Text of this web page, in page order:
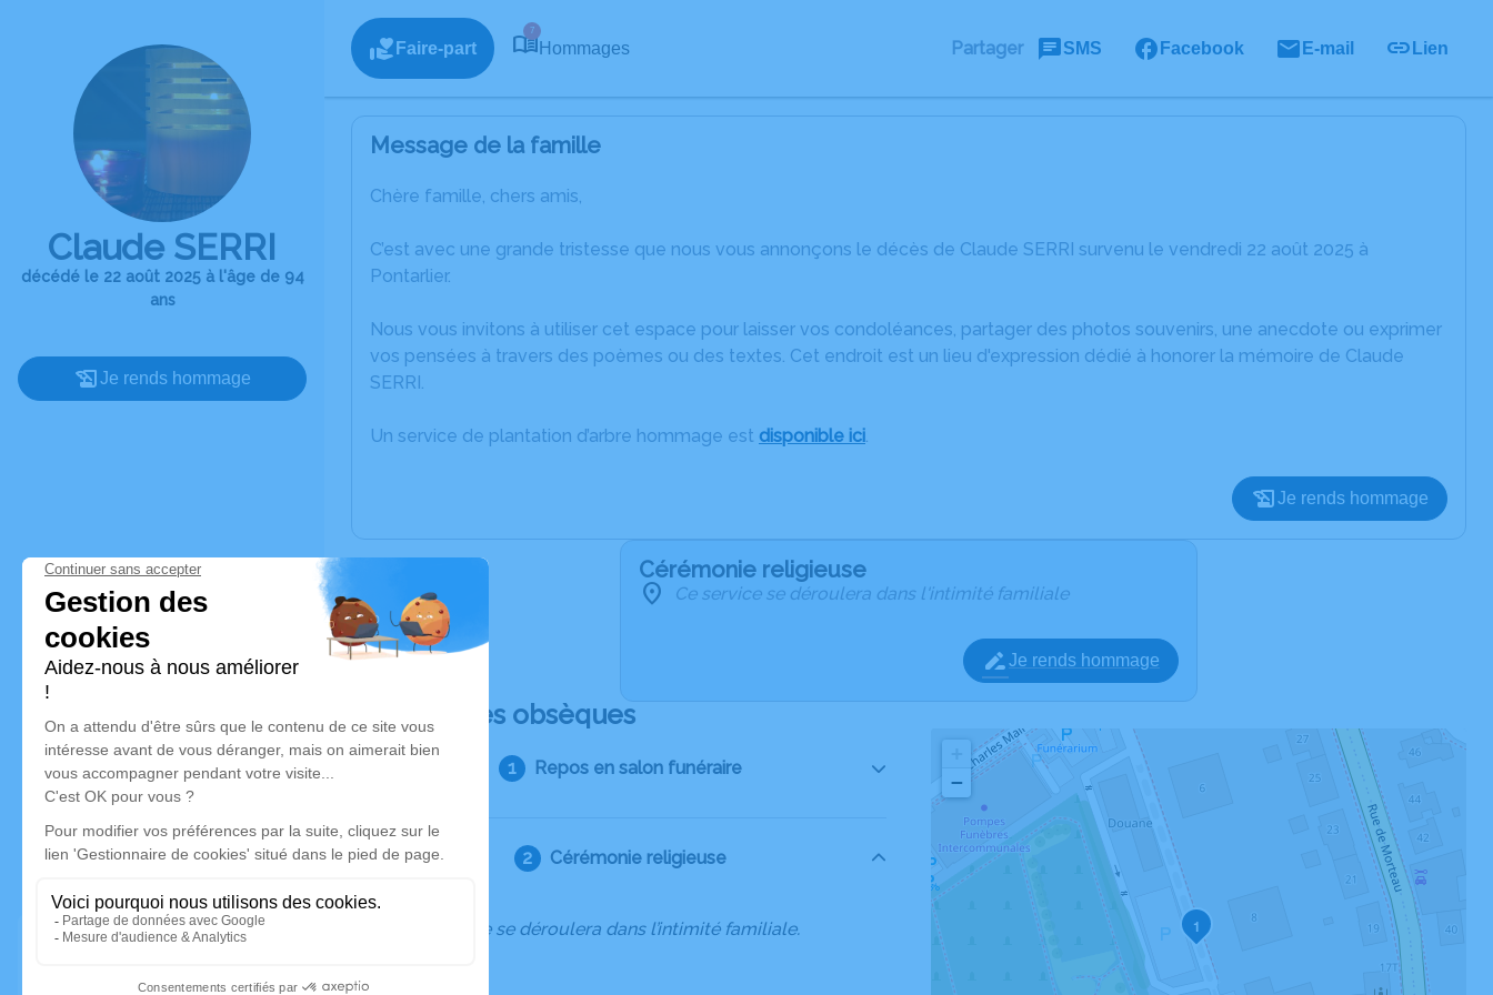
Claude SERRI
décédé le 22 août 2025 à l'âge de 94
ans
Je rends hommage
Faire-part
7
Hommages Partager SMS Facebook E-mail Lien
Message de la famille
Chère famille, chers amis,
C’est avec une grande tristesse que nous vous annonçons le décès de Claude SERRI survenu le vendredi 22 août 2025 à
Pontarlier.
Nous vous invitons à utiliser cet espace pour laisser vos condoléances, partager des photos souvenirs, une anecdote ou exprimer
vos pensées à travers des poèmes ou des textes. Cet endroit est un lieu d'expression dédié à honorer la mémoire de Claude
SERRI.
Un service de plantation d’arbre hommage est disponible ici.
Je rends hommage
Cérémonie religieuse
Ce service se déroulera dans l'intimité familiale
Je rends hommage
Déroulé des obsèques
Repos en salon funéraire
Cérémonie religieuse
Ce service se déroulera dans l’intimité familiale. 1
−